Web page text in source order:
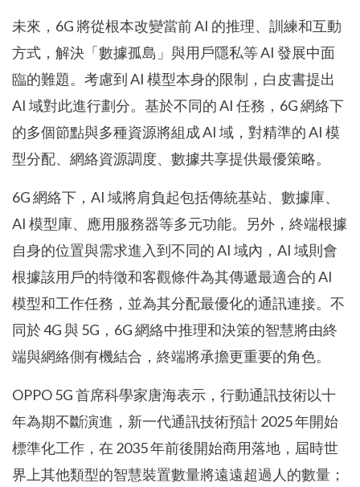
未來，6G 將從根本改變當前 AI 的推理、訓練和互動
方式，解決「數據孤島」與用戶隱私等 AI 發展中面
臨的難題。考慮到 AI 模型本身的限制，白皮書提出
AI 域對此進行劃分。基於不同的 AI 任務，6G 網絡下
的多個節點與多種資源將組成 AI 域，對精準的 AI 模
型分配、網絡資源調度、數據共享提供最優策略。
6G 網絡下，AI 域將肩負起包括傳統基站、數據庫、
AI 模型庫、應用服務器等多元功能。另外，終端根據
自身的位置與需求進入到不同的 AI 域內，AI 域則會
根據該用戶的特徵和客觀條件為其傳遞最適合的 AI
模型和工作任務，並為其分配最優化的通訊連接。不
同於 4G 與 5G，6G 網絡中推理和決策的智慧將由終
端與網絡側有機結合，終端將承擔更重要的角色。
OPPO 5G 首席科學家唐海表示，行動通訊技術以十
年為期不斷演進，新一代通訊技術預計 2025 年開始
標準化工作，在 2035 年前後開始商用落地，屆時世
界上其他類型的智慧裝置數量將遠遠超過人的數量；